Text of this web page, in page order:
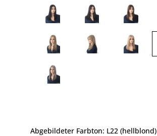
Abgebildeter Farbton: L22 (hellblond)